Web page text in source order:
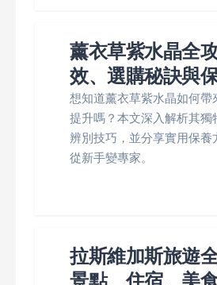
薰衣草紫水晶全
效、選購秘訣與
想知道薰衣草紫水晶如何帶
提升嗎？本文深入解析其獨
辨別技巧，並分享實用保養
從新手變專家。
拉斯維加斯旅遊
景點、住宿、美